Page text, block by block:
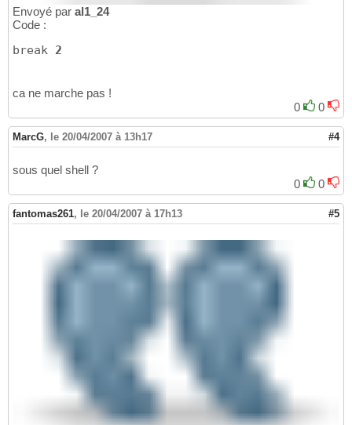
Envoyé par al1_24
Code :
break 2
ca ne marche pas !
0
0
MarcG, le 20/04/2007 à 13h17 #4
sous quel shell ?
0
0
fantomas261, le 20/04/2007 à 17h13 #5